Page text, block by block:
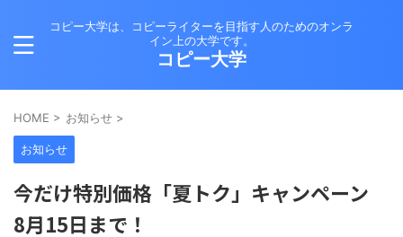
コピー大学は、コピーライターを目指す人のためのオンラ
イン上の大学です。
コピー大学
HOME > お知らせ >
お知らせ
今だけ特別価格「夏トク」キャンペーン
8月15日まで！